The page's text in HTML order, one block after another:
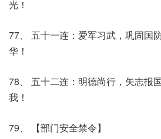
光！
77、 五十一连：爱军习武，巩固国
华！
78、 五十二连：明德尚行，矢志报
我！
79、 【部门安全禁令】